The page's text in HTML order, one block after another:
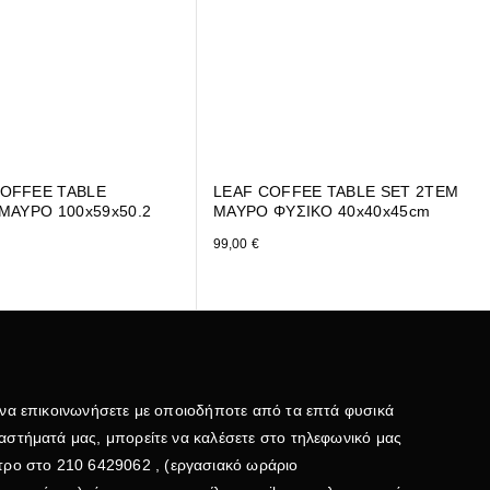
TABLE
100x59x50.2
LEAF COFFEE TABLE SET 2ΤΕΜ
ΜΑΥΡΟ ΦΥΣΙΚΟ 40x40x45cm
99,00 €
να επικοινωνήσετε με οποιοδήποτε από τα επτά φυσικά
μας, μπορείτε να καλέσετε στο τηλεφωνικό μας
στο 210 6429062 , (εργασιακό ωράριο